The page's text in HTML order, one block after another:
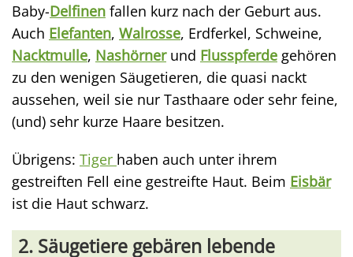
Baby-Delfinen fallen kurz nach der Geburt aus.
Auch Elefanten, Walrosse, Erdferkel, Schweine,
Nacktmulle, Nashörnerund Flusspferde gehören
zu den wenigen Säugetieren, die quasi nackt
aussehen, weil sie nur Tasthaare oder sehr feine,
(und) sehr kurze Haare besitzen.
Übrigens: Tiger haben auch unter ihrem
gestreiften Fell eine gestreifte Haut. Beim Eisbär
ist die Haut schwarz.
2. Säugetiere gebären lebende